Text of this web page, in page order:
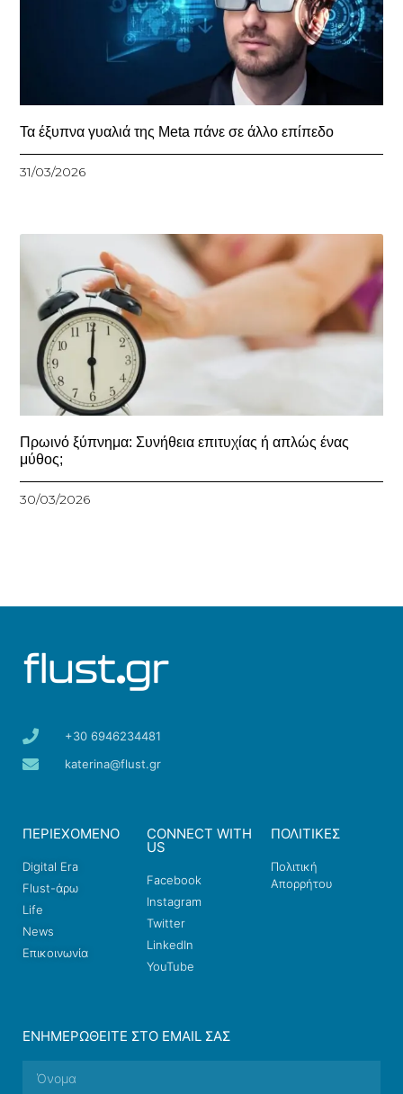
Τα έξυπνα γυαλιά της Meta πάνε σε άλλο επίπεδο
31/03/2026
Πρωινό ξύπνημα: Συνήθεια επιτυχίας ή απλώς ένας
μύθος;
30/03/2026
+30 6946234481
katerina@flust.gr
ΠΕΡΙΕΧΟΜΕΝΟ
Digital Era
Flust-άρω
Life
News
Επικοινωνία
CONNECT WITH
US
Facebook
Instagram
Twitter
LinkedIn
YouTube
ΠΟΛΙΤΙΚΕΣ
Πολιτική
Απορρήτου
ΕΝΗΜΕΡΩΘΕΊΤΕ ΣΤΟ EMAIL ΣΑΣ